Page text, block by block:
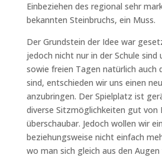
Einbeziehen des regional sehr
bekannten Steinbruchs, ein Muss.
Der Grundstein der Idee war
jedoch nicht nur in der Schule sind
sowie freien Tagen natürlich auch
sind, entschieden wir uns einen
anzubringen. Der Spielplatz ist
diverse Sitzmöglichkeiten gut von
überschaubar. Jedoch wollen wir
beziehungsweise nicht einfach
wo man sich gleich aus den